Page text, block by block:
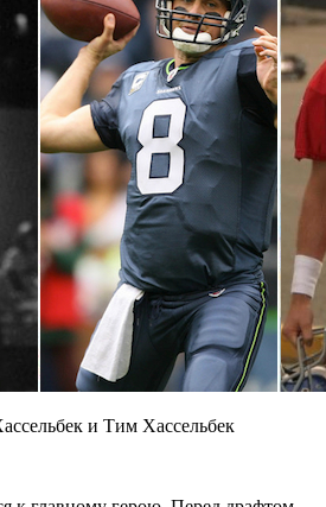
и Тим Хассельбек